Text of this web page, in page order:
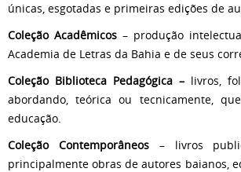
únicas, esgotadas e primeiras edições de
Coleção Acadêmicos – produção
Academia de Letras da Bahia e de seus
Coleção Biblioteca Pedagógica – livros,
abordando, teórica ou tecnicamente,
educação.
Coleção Contemporâneos– livros
principalmente obras de autores baianos,